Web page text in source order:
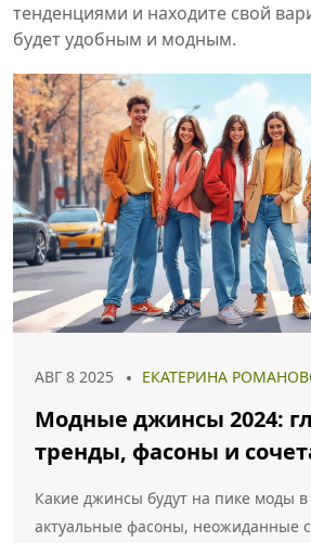
тенденциями и находите свой
будет удобным и модным.
АВГ 8 2025 ЕКАТЕРИНА
Модные джинсы 2024:
тренды, фасоны и
Какие джинсы будут на пике моды в
актуальные фасоны, неожиданные